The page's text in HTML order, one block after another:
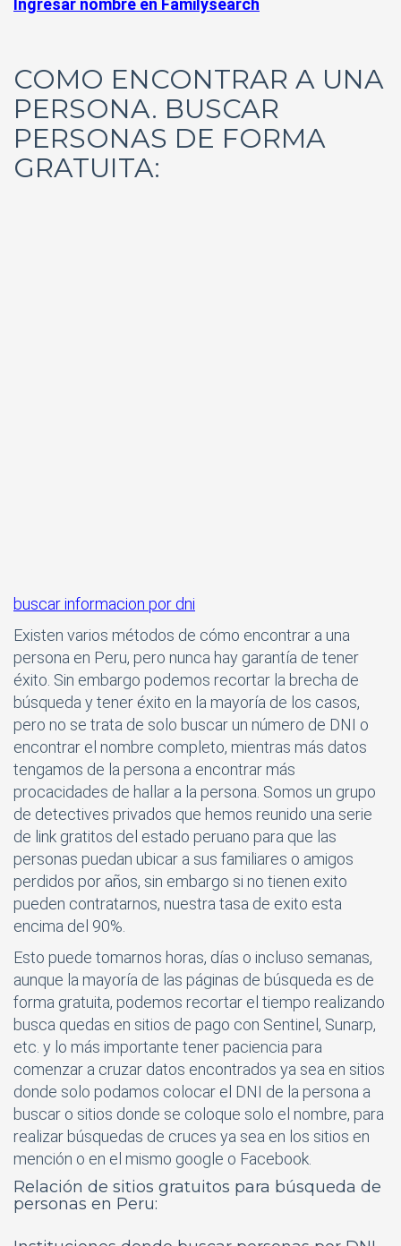
Ingresar nombre en Familysearch
COMO ENCONTRAR A UNA
PERSONA. BUSCAR
PERSONAS DE FORMA
GRATUITA:
buscar informacion por dni
Existen varios métodos de cómo encontrar a una
persona en Peru, pero nunca hay garantía de tener
éxito. Sin embargo podemos recortar la brecha de
búsqueda y tener éxito en la mayoría de los casos,
pero no se trata de solo buscar un número de DNI o
encontrar el nombre completo, mientras más datos
tengamos de la persona a encontrar más
procacidades de hallar a la persona. Somos un grupo
de detectives privados que hemos reunido una serie
de link gratitos del estado peruano para que las
personas puedan ubicar a sus familiares o amigos
perdidos por años, sin embargo si no tienen exito
pueden contratarnos, nuestra tasa de exito esta
encima del 90%.
Esto puede tomarnos horas, días o incluso semanas,
aunque la mayoría de las páginas de búsqueda es de
forma gratuita, podemos recortar el tiempo realizando
busca quedas en sitios de pago con Sentinel, Sunarp,
etc. y lo más importante tener paciencia para
comenzar a cruzar datos encontrados ya sea en sitios
donde solo podamos colocar el DNI de la persona a
buscar o sitios donde se coloque solo el nombre, para
realizar búsquedas de cruces ya sea en los sitios en
mención o en el mismo google o Facebook.
Relación de sitios gratuitos para búsqueda de
personas en Peru: